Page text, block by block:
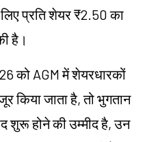
प्रति शेयर ₹2.50 का
है।
को AGM में शेयरधारकों
किया जाता है, तो भुगतान
शुरू होने की उम्मीद है, उन